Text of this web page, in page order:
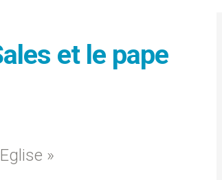
et le pape
»